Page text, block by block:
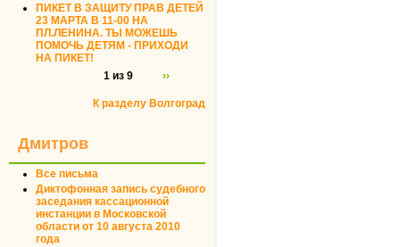
ПИКЕТ В ЗАЩИТУ ПРАВ ДЕТЕЙ
23 МАРТА В 11-00 НА
ПЛ.ЛЕНИНА. ТЫ МОЖЕШЬ
ПОМОЧЬ ДЕТЯМ - ПРИХОДИ
НА ПИКЕТ!
1 из 9
››
К разделу Волгоград
Дмитров
Все письма
Диктофонная запись судебного
заседания кассационной
инстанции в Московской
области от 10 августа 2010
года